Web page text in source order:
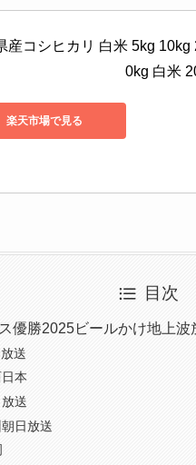
産コシヒカリ 白米 5kg
0kg 白米
楽天市場で見る
目次
優勝2025ビールかけ地上波
送
日本
放送
朝日放送